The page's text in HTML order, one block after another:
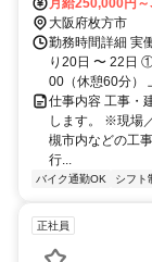
都市線「長尾駅
月給250,000円
大阪府枚方市
勤務時間詳細 実
り20日 〜 22日
00（休憩60分）
仕事内容 工事・
します。 ※現場
槻市内などの工
行...
バイク通勤OK シフト
正社員